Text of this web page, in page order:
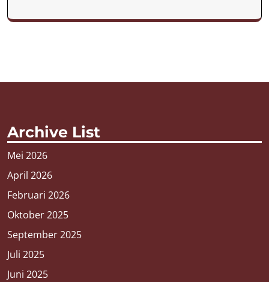
Archive List
Mei 2026
April 2026
Februari 2026
Oktober 2025
September 2025
Juli 2025
Juni 2025